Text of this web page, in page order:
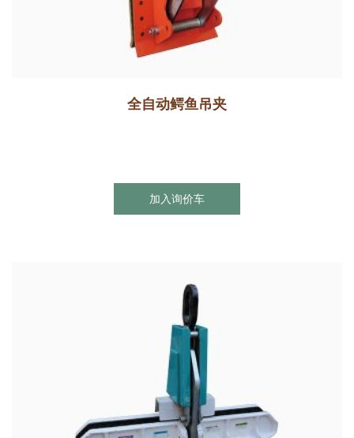
全自动鳄鱼吊夹
加入询价车